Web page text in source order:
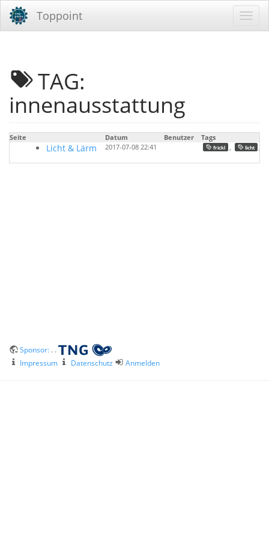
Toppoint
TAG:
innenausstattung
Seite Datum Benutzer Tags
Licht & Lärm 2017-07-08 22:41 frickl licht
Sponsor: . .
Impressum
Datenschutz Anmelden